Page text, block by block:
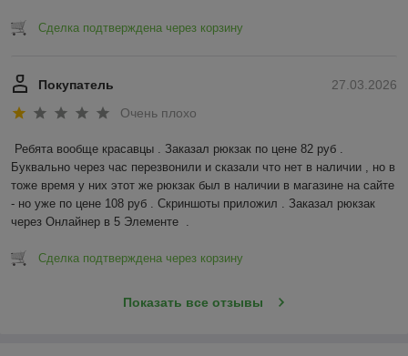
Сделка подтверждена через корзину
27.03.2026
Покупатель
Очень плохо
Ребята вообще красавцы . Заказал рюкзак по цене 82 руб .
Буквально через час перезвонили и сказали что нет в наличии , но в
тоже время у них этот же рюкзак был в наличии в магазине на сайте
- но уже по цене 108 руб . Скриншоты приложил . Заказал рюкзак
через Онлайнер в 5 Элементе  .
Сделка подтверждена через корзину
Показать все отзывы